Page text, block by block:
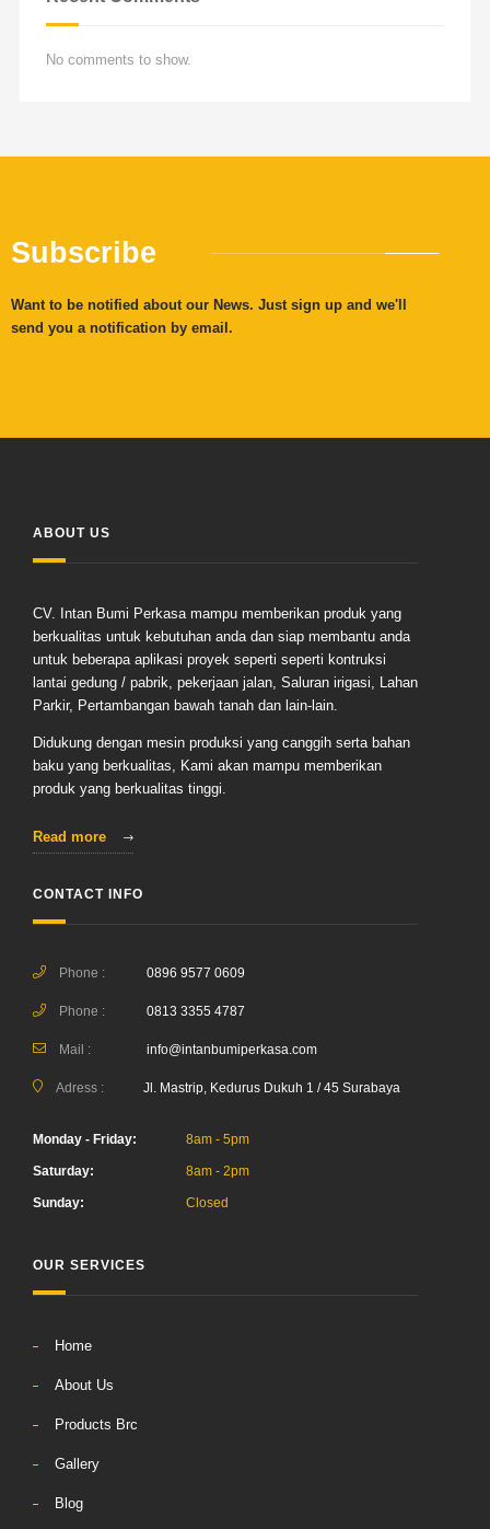
No comments to show.
Subscribe
Want to be notified about our News. Just sign up and we'll
send you a notification by email.
ABOUT US
CV. Intan Bumi Perkasa mampu memberikan produk yang
berkualitas untuk kebutuhan anda dan siap membantu anda
untuk beberapa aplikasi proyek seperti seperti kontruksi
lantai gedung / pabrik, pekerjaan jalan, Saluran irigasi, Lahan
Parkir, Pertambangan bawah tanah dan lain-lain.
Didukung dengan mesin produksi yang canggih serta bahan
baku yang berkualitas, Kami akan mampu memberikan
produk yang berkualitas tinggi.
Read more
CONTACT INFO
Phone : 0896 9577 0609
Phone : 0813 3355 4787
Mail : info@intanbumiperkasa.com
Adress : Jl. Mastrip, Kedurus Dukuh 1 / 45 Surabaya
Monday - Friday: 8am - 5pm
Saturday: 8am - 2pm
Sunday: Closed
OUR SERVICES
Home
About Us
Products Brc
Gallery
Blog